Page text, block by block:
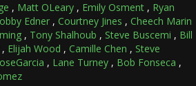
, Matt OLeary , Emily Osment , Ryan
Edner , Courtney Jines , Cheech Marin
, Tony Shalhoub , Steve Buscemi , Bill
, Elijah Wood , Camille Chen , Steve
, Lane Turney , Bob Fonseca ,